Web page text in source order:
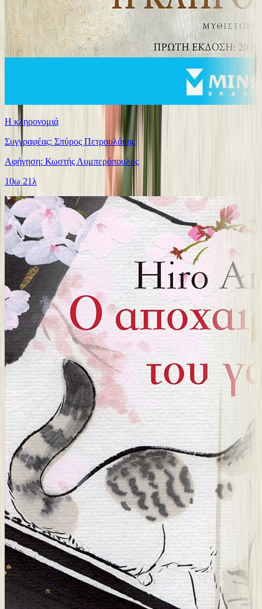
Η κληρονομιά
Συγγραφέας: Σπύρος Πετρουλάκης
Αφήγηση: Κωστής Λυμπερόπουλος
10ω 21λ